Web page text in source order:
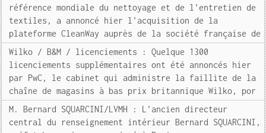
référence mondiale du nettoyage et de l'entretien de
textiles, a annoncé hier l'acquisition de la
plateforme CleanWay auprès de la société française de
Wilko / B&M / licenciements : Quelque 1300
licenciements supplémentaires ont été annoncés hier
par PwC, le cabinet qui administre la faillite de la
chaîne de magasins à bas prix britannique Wilko, por
M. Bernard SQUARCINI/LVMH : L'ancien directeur
central du renseignement intérieur Bernard SQUARCINI,